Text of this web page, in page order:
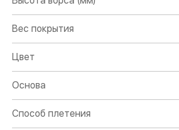
Вес покрытия
Цвет
Основа
Способ плетения